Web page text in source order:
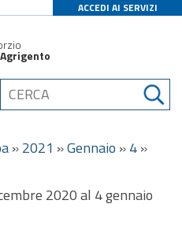
ACCEDI AI SERVIZI
Agrigento
»2021 »Gennaio »4»
2020 al 4 gennaio